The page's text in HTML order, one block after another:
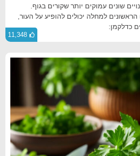
שונים עמוקים יותר שקורים בגוף.
למחלה יכולים להופיע על העור,
כדלקמן:
11,348